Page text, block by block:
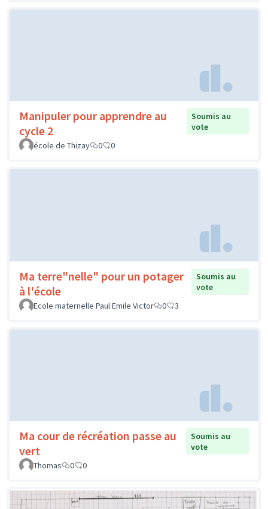
Manipuler pour apprendre au
cycle 2
Soumis au
vote
école de Thizay
0 0
Ma terre"nelle" pour un potager
à l'école
Soumis au
vote
Ecole maternelle Paul Emile Victor
0 3
Ma cour de récréation passe au
vert
Soumis au
vote
Thomas
0 0